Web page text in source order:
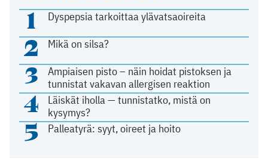
1 Dyspepsia tarkoittaa ylävatsaoireita
2 Mikä on silsa?
3
Ampiaisen pisto – näin hoidat pistoksen ja
tunnistat vakavan allergisen reaktion
4
Läiskät iholla — tunnistatko, mistä on
kysymys?
5 Palleatyrä: syyt, oireet ja hoito